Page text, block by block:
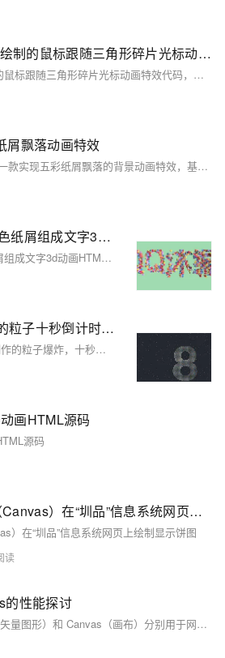
基于HTML5+Canvas绘制的鼠标跟随三角形碎片光标动画代码
基于HTML5+Canvas绘制的鼠标跟随三角形碎片光标动画特效代码，很有意思，一团三角形碎片跟随鼠标的移动，不冗长、不笨重，反而有一种很轻盈的感觉，非常不错
屑飘落动画特效
h5 canvas飘落纸片动画是一款实现五彩纸屑飘落的背景动画特效，基于canvas绘制的空中飘落的纸屑片动画特效，适用于网页动态背景效果代码。简单使用，欢迎下载！代码适用浏览器：搜狗、360、FireFox(建议)、Chrome、Safari、Opera、傲游、世界之窗，是一款不错的的特效插件，希望大家喜欢！
基于canvas实现的彩色纸屑组成文字3d动画HTML源码
基于canvas实现的彩色纸屑组成文字3d动画HTML源码
HTML5 Canvas制作的粒子十秒倒计时源码
一段基于HTML5 Canvas制作的粒子爆炸，十秒数字倒计时，全屏倒计时动画效果，给人一种非常大气的视觉感
画HTML源码
源码
用HTML5中的 画布（Canvas）在“圳品”信息系统网页上绘制显示饼图
）在“圳品”信息系统网页上绘制显示饼图
的性能探讨
HTML5 中的 SVG（可缩放矢量图形）和 Canvas（画布）分别用于网页图形绘制。SVG 基于矢量图形，使用 XML 描述，适合静态或少量动态内容（如图标、图表），易于编辑且保持高分辨率；Canvas 则基于位图，通过 JavaScript 绘制，更适合快速更新大量图形的场景（如游戏、动态动画），但在复杂图形计算时可能遇到性能瓶颈。总体而言，SVG 适用于静态和少量动态内容，而 Canvas 更适合高频率更新和性能要求高的场景。